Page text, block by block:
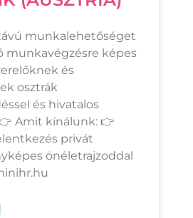
munkalehetőséget
munkavégzésre képes
és
osztrák
és hivatalos
Amit kínálunk: 👉
privát
önéletrajzoddal